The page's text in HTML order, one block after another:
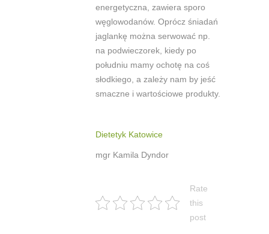
energetyczna, zawiera sporo
węglowodanów. Oprócz śniadań
jaglankę można serwować np.
na podwieczorek, kiedy po
południu mamy ochotę na coś
słodkiego, a zależy nam by jeść
smaczne i wartościowe produkty.
Dietetyk Katowice
mgr Kamila Dyndor
Rate
this
post